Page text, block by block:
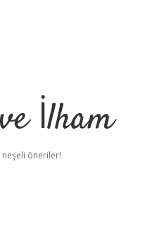
İlham
öneriler!